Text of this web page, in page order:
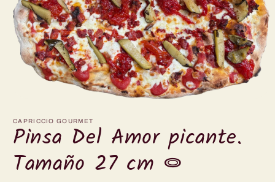
multimediali
1
in
modale
CAPRICCIO GOURMET
Pinsa Del Amor picante.
Tamaño 27 cm ⭖